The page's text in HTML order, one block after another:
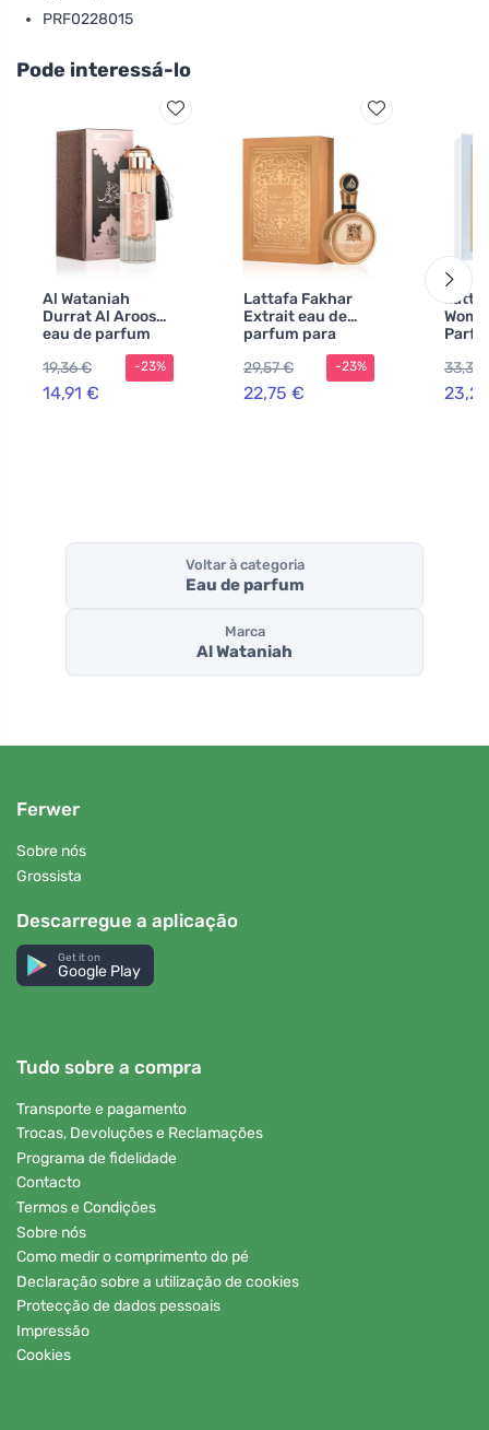
PRF0228015
Pode interessá-lo
Al Wataniah
Durrat Al Aroos
eau de parfum
para mulheres
100 ml
19,36 €
14,91 €
-23%
Lattafa Fakhar
Extrait eau de
parfum para
mulheres 100 ml
29,57 €
22,75 €
-23%
33,30
Voltar à categoria
Eau de parfum
Marca
Al Wataniah
Ferwer
Sobre nós
Grossista
Descarregue a aplicação
Get it on
Google Play
Tudo sobre a compra
Transporte e pagamento
Trocas, Devoluções e Reclamações
Programa de fidelidade
Contacto
Termos e Condições
Sobre nós
Como medir o comprimento do pé
Declaração sobre a utilização de cookies
Protecção de dados pessoais
Impressão
Cookies